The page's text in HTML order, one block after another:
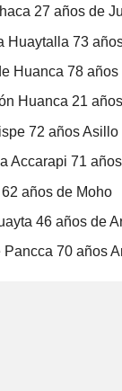
27 años de
Huaytalla 73
Huanca 78 años
Huanca 21
72 años Asillo
Accarapi 71
años de Moho
46 años de
Pancca 70 años